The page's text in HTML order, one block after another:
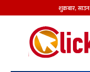
शुक्रबार,साउन
होमपेज